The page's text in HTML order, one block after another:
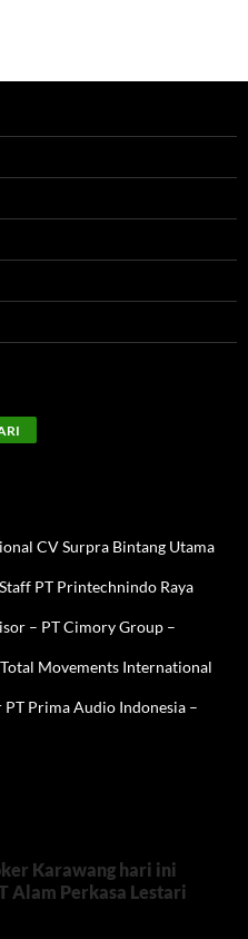
CV Surpra Bintang Utama
PT Printechnindo Raya
– PT Cimory Group –
Movements International
Prima Audio Indonesia –
Karawang hari ini
Alam Perkasa Lestari